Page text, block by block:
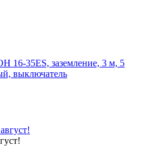
16-35ЕS, заземление, 3 м, 5
выключатель